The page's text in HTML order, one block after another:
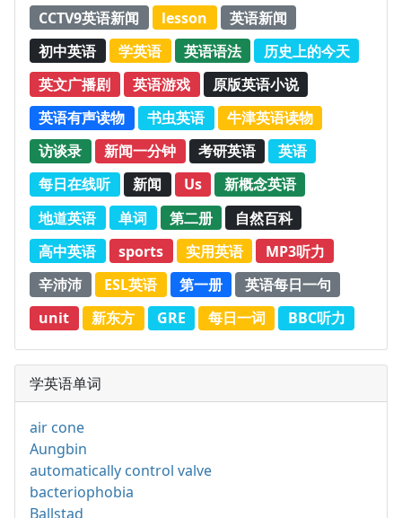
CCTV9英语新闻 lesson
英语新闻
初中英语
学英语 英语语法
历史上的今天
英文广播剧
英语游戏
原版英语小说
英语有声读物
书虫英语
牛津英语读物
访谈录
新闻一分钟 考研英语
英语
每日在线听
新闻 Us
新概念英语
地道英语
单词 第二册
自然百科
高中英语
sports 实用英语
MP3听力
辛沛沛
ESL英语 第一册
英语每日一句
unit
新东方 GRE 每日一词 BBC听力
学英语单词
air cone
Aungbin
automatically control valve
bacteriophobia
Ballstad